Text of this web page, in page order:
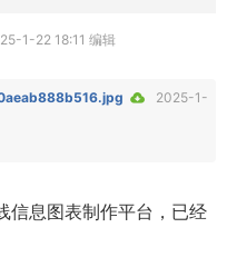
1-22 18:11 编辑
2025-1-
息图表制作平台，已经